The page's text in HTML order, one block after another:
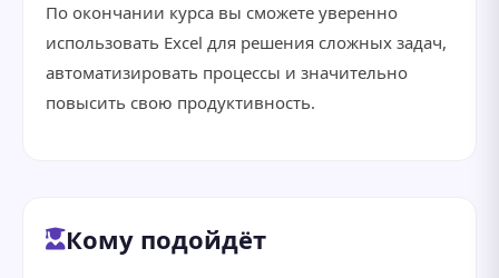
По окончании курса вы сможете уверенно
использовать Excel для решения сложных задач,
автоматизировать процессы и значительно
повысить свою продуктивность.
Кому подойдёт